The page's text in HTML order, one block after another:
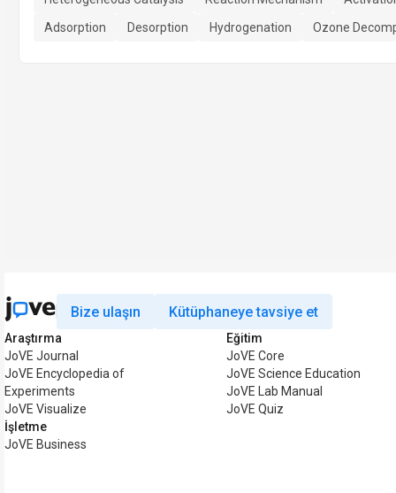
Adsorption
Desorption Hydrogenation Ozone
Bize ulaşın Kütüphaneye tavsiye et
Araştırma
JoVE Journal
JoVE Encyclopedia of
Experiments
JoVE Visualize
İşletme
JoVE Business
Eğitim
JoVE Core
JoVE Science Education
JoVE Lab Manual
JoVE Quiz